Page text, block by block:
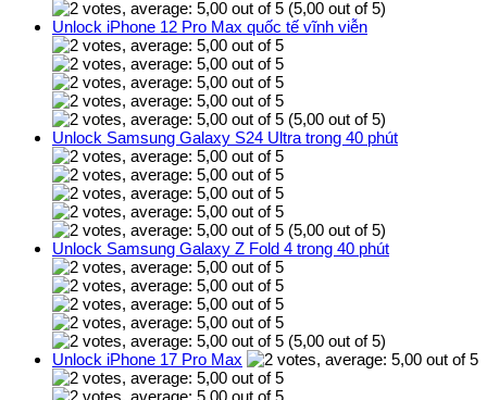
(5,00 out of 5)
Unlock iPhone 12 Pro Max quốc tế vĩnh viễn
(5,00 out of 5)
Unlock Samsung Galaxy S24 Ultra trong 40 phút
(5,00 out of 5)
Unlock Samsung Galaxy Z Fold 4 trong 40 phút
(5,00 out of 5)
Unlock iPhone 17 Pro Max